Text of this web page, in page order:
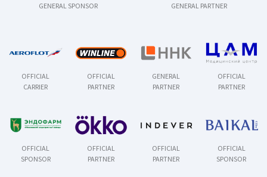
GENERAL SPONSOR GENERAL PARTNER
OFFICIAL
CARRIER
OFFICIAL
PARTNER
GENERAL
PARTNER
OFFICIAL
PARTNER
OFFICIAL
SPONSOR
OFFICIAL
PARTNER
OFFICIAL
PARTNER
OFFICIAL
SPONSOR